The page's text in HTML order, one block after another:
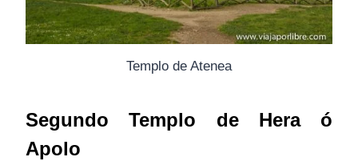
Templo de Atenea
Segundo Templo de Hera ó
Apolo